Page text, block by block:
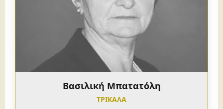
Βασιλική Μπατατόλη
ΤΡΙΚΑΛΑ